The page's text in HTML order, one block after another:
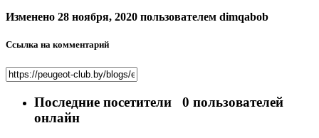
Изменено 28 ноября, 2020 пользователем dimqabob
Ссылка на комментарий
Последние посетители 0 пользователей
онлайн